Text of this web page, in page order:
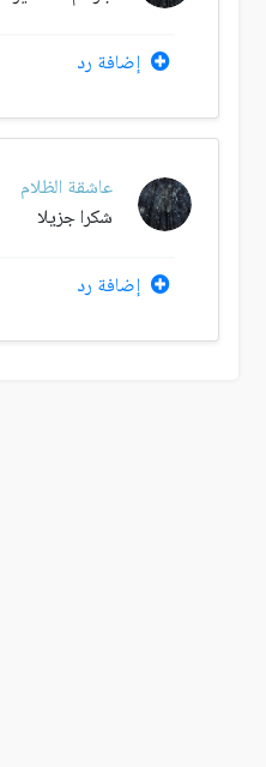
إضافة رد
عاشقة الظلام
شكرا جزيلا
إضافة رد